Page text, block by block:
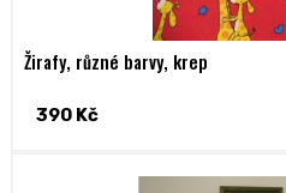
Žirafy, různé barvy, krep
390 Kč